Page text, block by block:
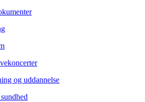
og uddannelse